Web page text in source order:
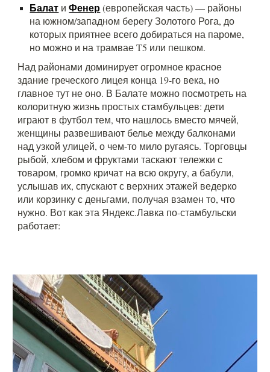
Балат и Фенер(европейская часть) — районы
на южном/западном берегу Золотого Рога, до
которых приятнее всего добираться на пароме,
но можно и на трамвае T5 или пешком.
Над районами доминирует огромное красное
здание греческого лицея конца 19-го века, но
главное тут не оно. В Балате можно посмотреть на
колоритную жизнь простых стамбульцев: дети
играют в футбол тем, что нашлось вместо мячей,
женщины развешивают белье между балконами
над узкой улицей, о чем-то мило ругаясь. Торговцы
рыбой, хлебом и фруктами таскают тележки с
товаром, громко кричат на всю округу, а бабули,
услышав их, спускают с верхних этажей ведерко
или корзинку с деньгами, получая взамен то, что
нужно. Вот как эта Яндекс.Лавка по-стамбульски
работает: